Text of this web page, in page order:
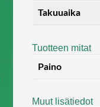
Takuuaika
Tuotteen mitat
Paino
Muut lisätiedot